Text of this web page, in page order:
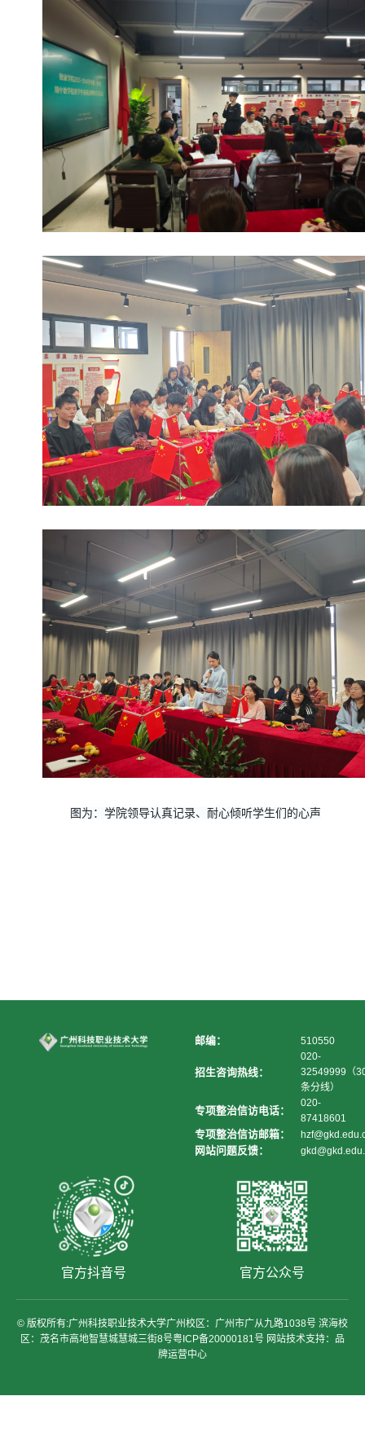
图为：学院领导认真记录、耐心倾听学生们的心声
邮编： 510550
招生咨询热线：
020-
32549999（
条分线）
专项整治信访电话：
020-
87418601
专项整治信访邮箱：
网站问题反馈：
官方抖音号 官方公众号
© 版权所有:广州科技职业技术大学广州校区：广州市广从九路1038号 滨海校
区：茂名市高地智慧城慧城三街8号粤ICP备20000181号 网站技术支持：品
牌运营中心